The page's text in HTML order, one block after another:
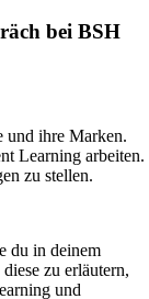
bei BSH
und ihre Marken.
Learning arbeiten.
zu stellen.
du in deinem
zu erläutern,
und